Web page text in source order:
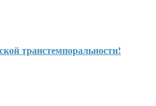
транстемпоральности!